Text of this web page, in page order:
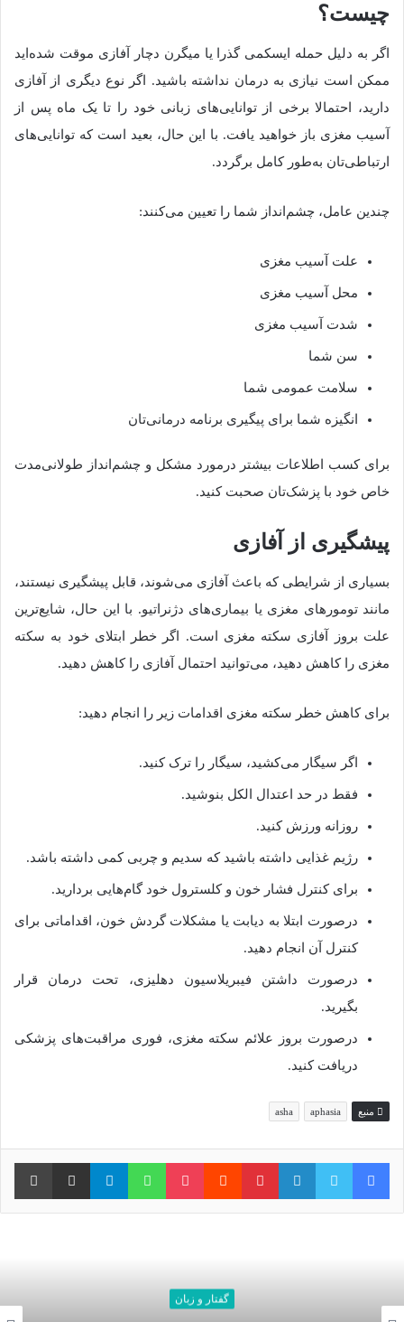
چیست؟
اگر به دلیل حمله ایسکمی گذرا یا میگرن دچار آفازی موقت شده‌اید
ممکن است نیازی به درمان نداشته باشید. اگر نوع دیگری از آفازی
دارید، احتمالا برخی از توانایی‌های زبانی خود را تا یک ماه پس از
آسیب مغزی باز خواهید یافت. با این حال، بعید است که توانایی‌های
ارتباطی‌تان به‌طور کامل برگردد.
چندین عامل، چشم‌انداز شما را تعیین می‌کنند:
علت آسیب مغزی
محل آسیب مغزی
شدت آسیب مغزی
سن شما
سلامت عمومی شما
انگیزه شما برای پیگیری برنامه درمانی‌تان
برای کسب اطلاعات بیشتر درمورد مشکل و چشم‌انداز طولانی‌مدت
خاص خود با پزشک‌تان صحبت کنید.
پیشگیری از آفازی
بسیاری از شرایطی که باعث آفازی می‌شوند، قابل پیشگیری نیستند،
مانند تومورهای مغزی یا بیماری‌های دژنراتیو. با این‌ حال، شایع‌ترین
علت بروز آفازی سکته مغزی است. اگر خطر ابتلای خود به سکته
مغزی را کاهش دهید، می‌توانید احتمال آفازی را کاهش دهید.
برای کاهش خطر سکته مغزی اقدامات زیر را انجام دهید:
اگر سیگار می‌کشید، سیگار را ترک کنید.
فقط در حد اعتدال الکل بنوشید.
روزانه ورزش کنید.
رژیم غذایی داشته باشید که سدیم و چربی کمی داشته باشد.
برای کنترل فشار خون و کلسترول خود گام‌هایی بردارید.
درصورت ابتلا به دیابت یا مشکلات گردش خون، اقداماتی برای
کنترل آن انجام دهید.
درصورت داشتن فیبریلاسیون دهلیزی، تحت درمان قرار
بگیرید.
درصورت بروز علائم سکته مغزی، فوری مراقبت‌های پزشکی
دریافت کنید.
منبع aphasia
asha
فیس بوک توییتر لینکدین‫پین‌ترست‫رددیت پاکت واتس آپ تلگرام اشتراک گذاری از طریق ایمیل
گفتار و زبان